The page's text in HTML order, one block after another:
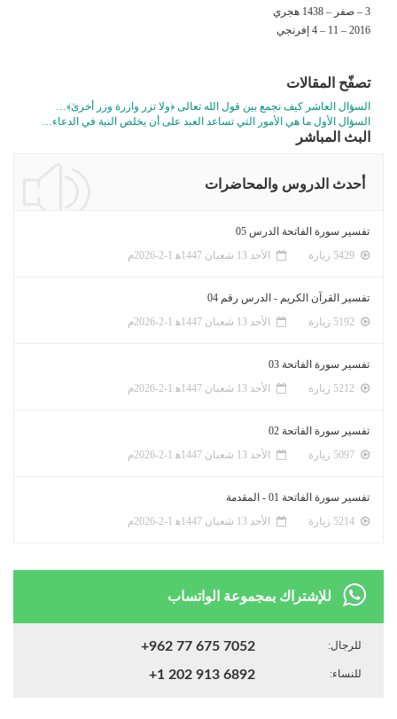
3 – صفر – 1438 هجري
2016 – 11 – 4 إفرنجي
تصفّح المقالات
السؤال العاشر كيف نجمع بين قول الله تعالى ﴿ولا تزر وازرة وزر أخرىٰ﴾…
السؤال الأول ما هي الأمور التي تساعد العبد على أن يخلص النية في الدعاء…
البث المباشر
أحدث الدروس والمحاضرات
تفسير سورة الفاتحة الدرس 05
الأحد 13 شعبان 1447ﻫ 1-2-2026م
تفسير القرآن الكريم - الدرس رقم 04
الأحد 13 شعبان 1447ﻫ 1-2-2026م
تفسير سورة الفاتحة 03
الأحد 13 شعبان 1447ﻫ 1-2-2026م
تفسير سورة الفاتحة 02
الأحد 13 شعبان 1447ﻫ 1-2-2026م
تفسير سورة الفاتحة 01 - المقدمة
الأحد 13 شعبان 1447ﻫ 1-2-2026م
للإشتراك بمجموعة الواتساب
للرجال: +962 77 675 7052
للنساء: +1 202 913 6892